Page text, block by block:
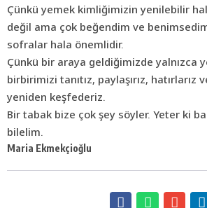
Çünküyemek kimliğimizin yenilebilir
değil ama çok beğendim ve
sofralar hala önemlidir.
Çünkü bir araya geldiğimizde yalnızca
birbirimizi tanıtız, paylaşırız, hatırlarız
yeniden keşfederiz.
Bir tabak bize çok şey söyler. Yeter ki
bilelim.
Maria Ekmekçioğlu